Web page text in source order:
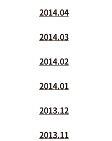
2014.04
2014.03
2014.02
2014.01
2013.12
2013.11